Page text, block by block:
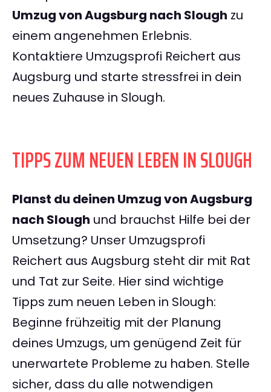
Umzug von Augsburg nach Slough zu
einem angenehmen Erlebnis.
Kontaktiere Umzugsprofi Reichert aus
Augsburg und starte stressfrei in dein
neues Zuhause in Slough.
TIPPS ZUM NEUEN LEBEN IN SLOUGH
Planst du deinen Umzug von Augsburg
nach Slough und brauchst Hilfe bei der
Umsetzung? Unser Umzugsprofi
Reichert aus Augsburg steht dir mit Rat
und Tat zur Seite. Hier sind wichtige
Tipps zum neuen Leben in Slough:
Beginne frühzeitig mit der Planung
deines Umzugs, um genügend Zeit für
unerwartete Probleme zu haben. Stelle
sicher, dass du alle notwendigen